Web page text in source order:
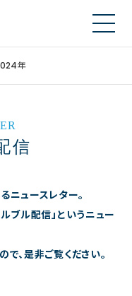
年
信
ニュースレター。
ブル配信」というニュー
、是非ご覧ください。